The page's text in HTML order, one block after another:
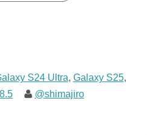
S24 Ultra, Galaxy S25,
@shimajiro